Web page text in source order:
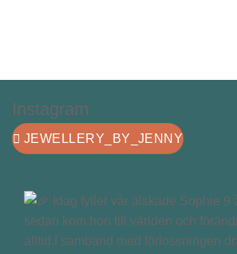
Instagram
JEWELLERY_BY_JENNY